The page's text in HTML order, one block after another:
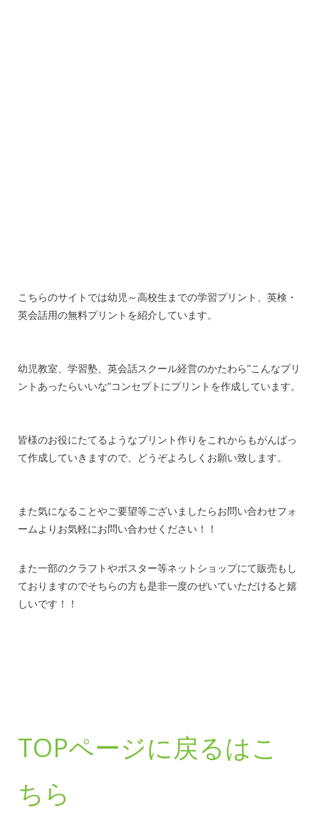
こちらのサイトでは幼児～高校生までの学習プリント、英検・
英会話用の無料プリントを紹介しています。
幼児教室、学習塾、英会話スクール経営のかたわら”こんなプリ
ントあったらいいな”コンセプトにプリントを作成しています。
皆様のお役にたてるようなプリント作りをこれからもがんばっ
て作成していきますので、どうぞよろしくお願い致します。
また気になることやご要望等ございましたらお問い合わせフォ
ームよりお気軽にお問い合わせください！！
また一部のクラフトやポスター等ネットショップにて販売もし
ておりますのでそちらの方も是非一度のぜいていただけると嬉
しいです！！
TOPページに戻るはこ
ちら